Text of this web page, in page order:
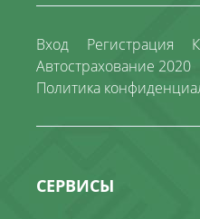
Вход Регистрация
Автострахование 2020
Политика
СЕРВИСЫ